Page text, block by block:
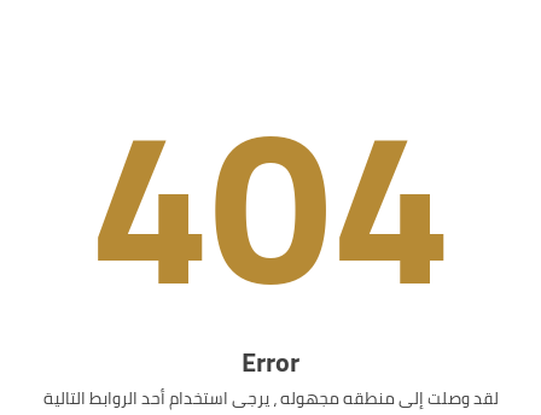
404
Error
لقد وصلت إلى منطقه مجهوله ، يرجى استخدام أحد الروابط التالية